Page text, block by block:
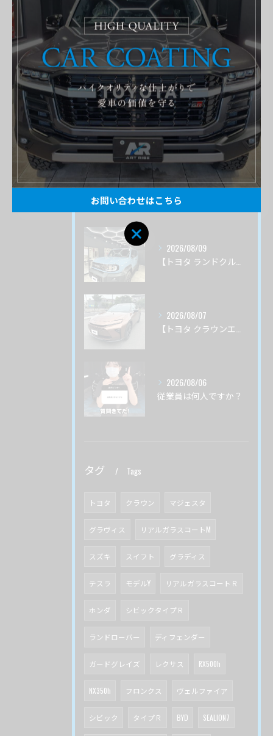
CITROEN
RENAULT
LAND ROVER
FIAT
DADG
施工事例
ショート動画
最近の投稿 Recent Posts
2026/08/09
【トヨタ ランドクルーザーＦＪ】サーブフェイス ボディ磨き 茨城県つくば市より
2026/08/07
【トヨタ クラウンエステート】♯４ ガードグレイズ ボディ磨き 茨城県土浦市より
2026/08/06
従業員は何人ですか？
タグ Tags
トヨタ クラウン マジェスタ
グラヴィス リアルガラスコートM
スズキ スイフト グラディス
テスラ モデルY リアルガラスコートＲ
ホンダ シビックタイプＲ
ランドローバー ディフェンダー
ガードグレイズ レクサス RX500h
NX350h フロンクス ヴェルファイア
シビック タイプＲ BYD SEALION7
お問い合わせはこちら